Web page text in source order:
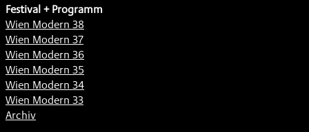
Festival + Programm
Wien Modern 38
Wien Modern 37
Wien Modern 36
Wien Modern 35
Wien Modern 34
Wien Modern 33
Archiv